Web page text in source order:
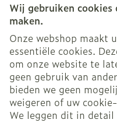
Wij gebruiken
maken.
Onze webshop maakt
essentiële cookies.
om onze website te
geen gebruik van
bieden we geen
weigeren of uw
We leggen dit in
Juridische links